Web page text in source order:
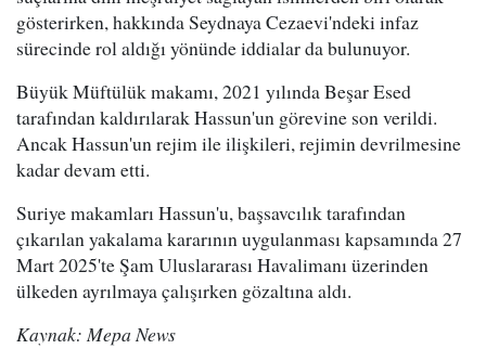
gösterirken, hakkında Seydnaya Cezaevi'ndeki infaz
sürecinde rol aldığı yönünde iddialar da bulunuyor.
Büyük Müftülük makamı, 2021 yılında Beşar Esed
tarafından kaldırılarak Hassun'un görevine son verildi.
Ancak Hassun'un rejim ile ilişkileri, rejimin devrilmesine
kadar devam etti.
Suriye makamları Hassun'u, başsavcılık tarafından
çıkarılan yakalama kararının uygulanması kapsamında 27
Mart 2025'te Şam Uluslararası Havalimanı üzerinden
ülkeden ayrılmaya çalışırken gözaltına aldı.
Kaynak: Mepa News